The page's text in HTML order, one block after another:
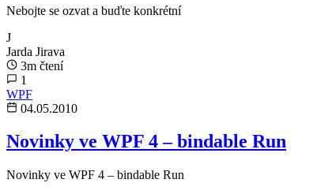
Nebojte se ozvat a buďte konkrétní
J
Jarda Jirava
3m čtení
1
WPF
04.05.2010
Novinky ve WPF 4 – bindable Run
Novinky ve WPF 4 – bindable Run